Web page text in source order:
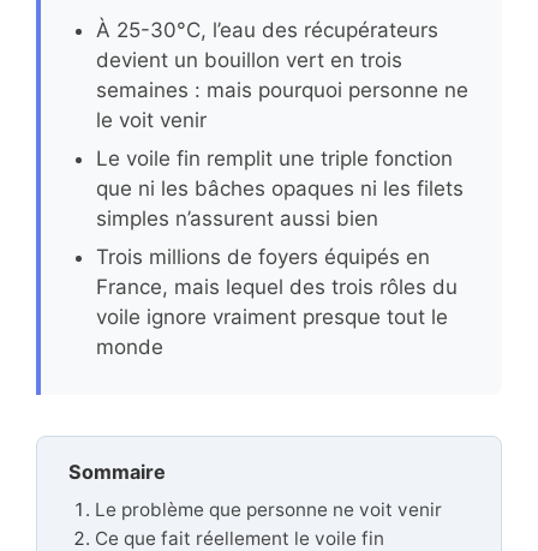
À 25-30°C, l’eau des récupérateurs
devient un bouillon vert en trois
semaines : mais pourquoi personne ne
le voit venir
Le voile fin remplit une triple fonction
que ni les bâches opaques ni les filets
simples n’assurent aussi bien
Trois millions de foyers équipés en
France, mais lequel des trois rôles du
voile ignore vraiment presque tout le
monde
Sommaire
Le problème que personne ne voit venir
Ce que fait réellement le voile fin